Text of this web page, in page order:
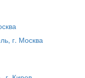
г. Москва